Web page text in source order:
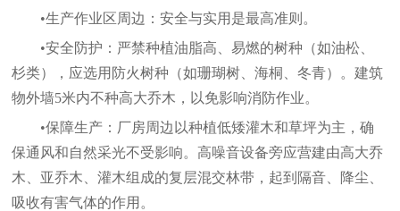
•生产作业区周边：安全与实用是最高准则。
•安全防护： 严禁种植油脂高、易燃的树种（如油松、
杉类），应选用防火树种（如珊瑚树、海桐、冬青）。建筑
物外墙5米内不种高大乔木，以免影响消防作业。
•保障生产： 厂房周边以种植低矮灌木和草坪为主，确
保通风和自然采光不受影响。高噪音设备旁应营建由高大乔
木、亚乔木、灌木组成的复层混交林带，起到隔音、降尘、
吸收有害气体的作用。